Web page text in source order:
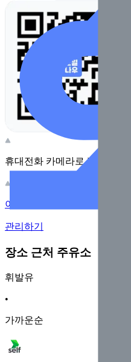
휴대전화 카메라로 찍어보세요
이 주유소의 사장님이신가요?
관리하기
장소 근처 주유소
휘발유
•
가까운순